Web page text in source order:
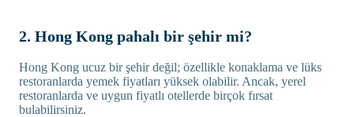
2. Hong Kong pahalı bir şehir mi?
Hong Kong ucuz bir şehir değil; özellikle konaklama ve lüks
restoranlarda yemek fiyatları yüksek olabilir. Ancak, yerel
restoranlarda ve uygun fiyatlı otellerde birçok fırsat
bulabilirsiniz.